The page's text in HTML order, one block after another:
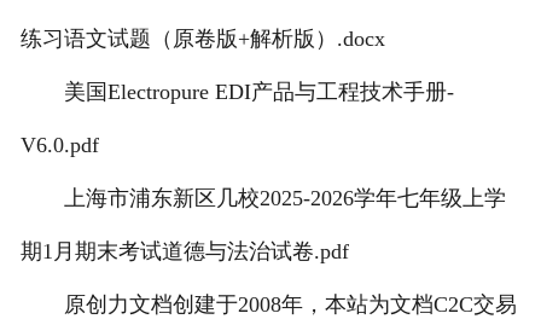
练习语文试题（原卷版+解析版）.docx
美国Electropure EDI产品与工程技术手册-
V6.0.pdf
上海市浦东新区几校2025-2026学年七年级上学
期1月期末考试道德与法治试卷.pdf
原创力文档创建于2008年，本站为文档C2C交易